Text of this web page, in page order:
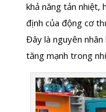
khả năng tản nhiệt,
định của động cơ
Đây là nguyên
tăng mạnh trong